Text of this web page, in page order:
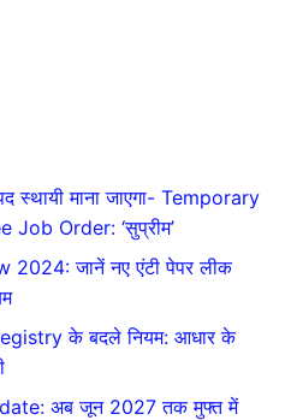
स्थायी माना जाएगा- Temporary
Order: ‘सुप्रीम’
जानें नए एंटी पेपर लीक
के बदले नियम: आधार के
अब जून 2027 तक मुफ्त में